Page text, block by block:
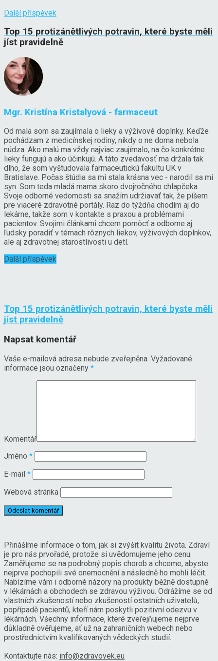
Další příspěvek
Top 15 protizánětlivých potravin, které byste měli
jíst pravidelně
Mgr. Kristína Kristalyová - farmaceut
Od mala som sa zaujímala o lieky a výživové doplnky. Keďže
pochádzam z medicínskej rodiny, nikdy o ne doma nebola
núdza. Ako malú ma vždy najviac zaujímalo, na čo konkrétne
lieky fungujú a ako účinkujú. A táto zvedavosť ma držala tak
dlho, že som vyštudovala farmaceutickú fakultu UK v
Bratislave. Počas štúdia sa mi stala krásna vec - narodil sa mi
syn. Som teda mladá mama skoro dvojročného chlapčeka.
Svoje odborné vedomosti sa snažím udržiavať tak, že píšem
pre viaceré zdravotné portály. Raz do týždňa chodím aj do
lekárne, takže som v kontakte s praxou a problémami
pacientov. Svojimi článkami chcem pomôcť a odborne aj
ľudsky poradiť v témach rôznych liekov, výživových doplnkov,
ale aj zdravotnej starostlivosti u detí.
Další příspěvek
Top 15 protizánětlivých potravin, které byste měli
jíst pravidelně
Napsat komentář
Vaše e-mailová adresa nebude zveřejněna. Vyžadované
informace jsou označeny *
Komentář
Jméno *
E-mail *
Webová stránka
Přinášíme informace o tom, jak si zvýšit kvalitu života. Zdraví
je pro nás prvořadé, protože si uvědomujeme jeho cenu.
Zaměřujeme se na podrobný popis chorob a chceme, abyste
nejprve pochopili své onemocnění a následně ho mohli léčit.
Nabízíme vám i odborné názory na produkty běžně dostupné
v lékárnách a obchodech se zdravou výživou. Odrážíme se od
vlastních zkušeností nebo zkušeností ostatních uživatelů,
popřípadě pacientů, kteří nám poskytli pozitivní odezvu v
lékárnách. Všechny informace, které zveřejňujeme nejprve
důkladně ověřujeme, ať už na zahraničních webech nebo
prostřednictvím kvalifikovaných vědeckých studií.
Kontaktujte nás: info@zdravovek.eu